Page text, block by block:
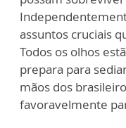
assuntos cruciais
Todos os olhos
prepara para
mãos dos
favoravelmente